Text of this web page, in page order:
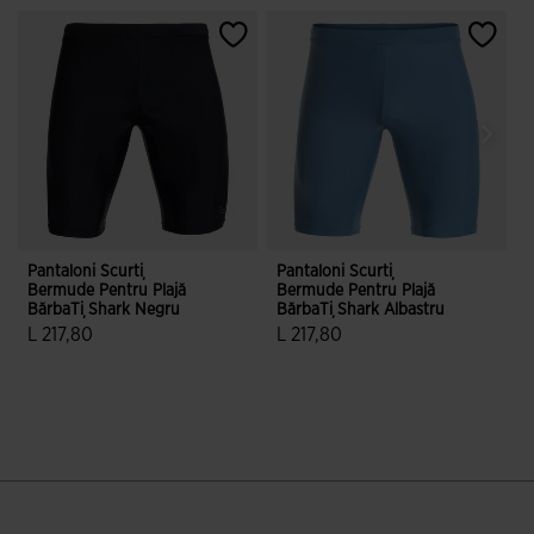
Pantaloni Scurți
Bermude Pentru Plajă
BărbaȚi Shark Negru
L 217,80
Pantaloni Scurți
Bermude Pentru Plajă
BărbaȚi Shark Albastru
L 217,80